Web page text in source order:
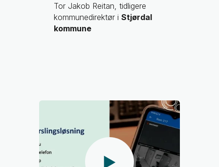
Tor Jakob Reitan, tidligere
kommunedirektør i Stjørdal
kommune